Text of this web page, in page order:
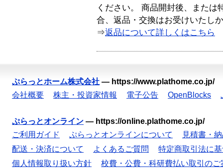
ください。 商品開封後、または
合、返品・交換はお受けいたし
⇒返品について詳しくはこちら
ぷらっとホーム株式会社 — https://www.plathome.co.jp/
会社概要
株主・投資家情報 電子公告 OpenBlocks
ぷらっとオンライン — https://online.plathome.co.jp/
ご利用ガイド
ぷらっとオンラインについて
見積書・
配送・決済について
よくあるご質問
特定商取引法に
個人情報取り扱い方針
校費・公費・科研費払い取引のご